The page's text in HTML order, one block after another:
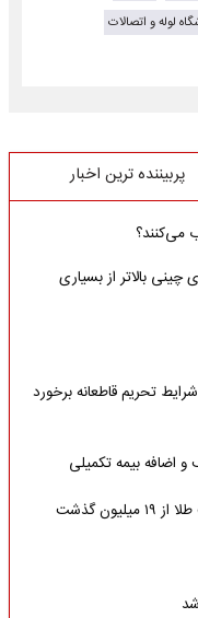
لوله و اتصالات
پربیننده ترین اخبار
می‌کنند؟
چینی بالاتر از بسیاری
تحریم قاطعانه برخورد
اضافه بیمه تکمیلی